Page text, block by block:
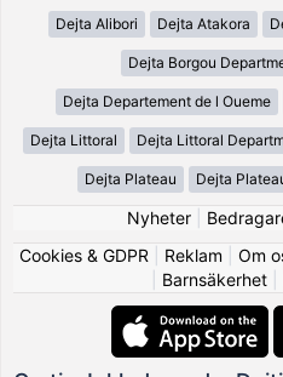
Dejta Alibori Dejta Atakora
Dejta Borgou
Dejta Departement de l Oueme
Dejta Littoral Dejta Littoral
Dejta Plateau Dejta
Nyheter|
Cookies & GDPR
Reklam Om
Barnsäkerhet|